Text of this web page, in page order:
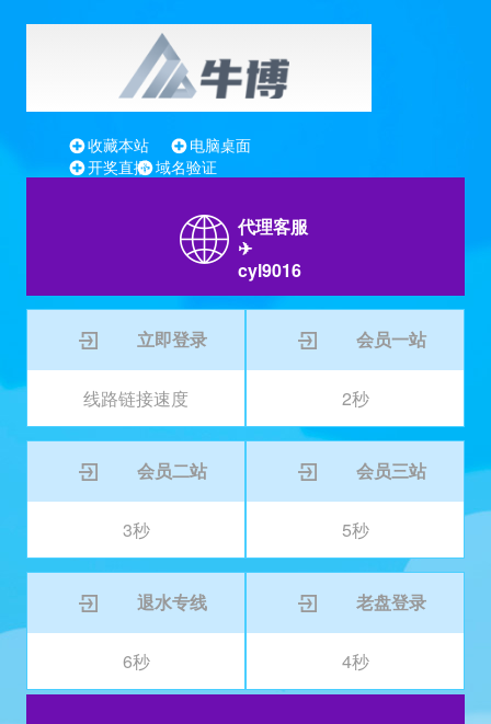
收藏本站
电脑桌面
开奖直播 域名验证
代理客服
✈
cyl9016
立即登录
线路链接速度
会员一站
2秒
会员二站
3秒
会员三站
5秒
退水专线
6秒
老盘登录
4秒